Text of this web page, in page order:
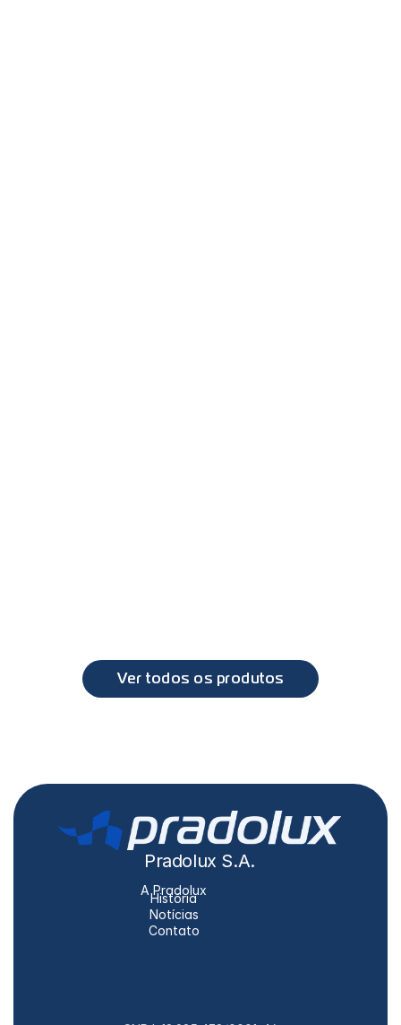
Ver todos os produtos
Pradolux S.A.
A Pradolux
História
Notícias
Contato